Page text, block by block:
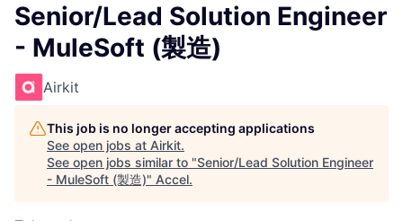
Senior/Lead Solution Engineer
- MuleSoft (製造)
Airkit
This job is no longer accepting applications
See open jobs at Airkit.
See open jobs similar to "Senior/Lead Solution Engineer
- MuleSoft (製造)" Accel.